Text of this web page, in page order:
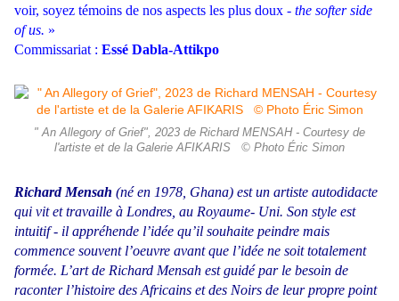
voir, soyez témoins de nos aspects les plus doux - the softer side
of us. »
Commissariat : Essé Dabla-Attikpo
" An Allegory of Grief", 2023 de Richard MENSAH - Courtesy de
l'artiste et de la Galerie AFIKARIS © Photo Éric Simon
Richard Mensah (né en 1978, Ghana) est un artiste autodidacte
qui vit et travaille à Londres, au Royaume- Uni. Son style est
intuitif - il appréhende l’idée qu’il souhaite peindre mais
commence souvent l’oeuvre avant que l’idée ne soit totalement
formée. L’art de Richard Mensah est guidé par le besoin de
raconter l’histoire des Africains et des Noirs de leur propre point